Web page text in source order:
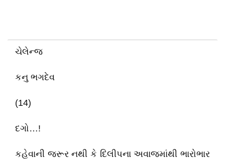
ચેલેન્જ
કનુ ભગદેવ
(14)
દગો…!
કહેવાની જરૂર નથી કે દિલીપના અવાજમાંથી ભારોભાર